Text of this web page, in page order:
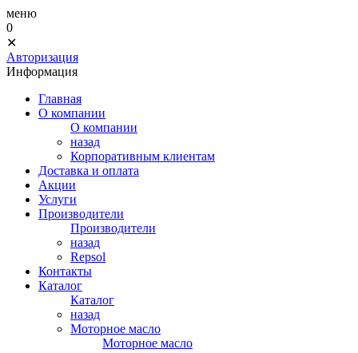
меню
0
✕
Авторизация
Информация
Главная
О компании
О компании
назад
Корпоративным клиентам
Доставка и оплата
Акции
Услуги
Производители
Производители
назад
Repsol
Контакты
Каталог
Каталог
назад
Моторное масло
Моторное масло